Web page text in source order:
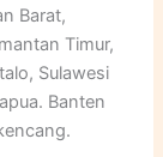
Barat,
Timur,
Sulawesi
Banten